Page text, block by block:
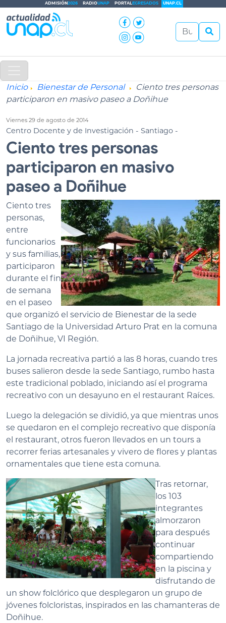
ADMISIÓN2026 RADIOUNAP PORTALEGRESADOS UNAP.CL
Inicio Bienestar de Personal
Ciento tres personas
participaron en masivo paseo a Doñihue
Viernes 29 de agosto de 2014
Centro Docente y de Investigación - Santiago -
Ciento tres personas
participaron en masivo
paseo a Doñihue
Ciento tres
personas,
entre
funcionarios
y sus familias,
participaron
durante el fin
de semana
en el paseo
que organizó el servicio de Bienestar de la sede
Santiago de la Universidad Arturo Prat en la comuna
de Doñihue, VI Región.
La jornada recreativa partió a las 8 horas, cuando tres
buses salieron desde la sede Santiago, rumbo hasta
este tradicional poblado, iniciando así el programa
recreativo con un desayuno en el restaurant Raíces.
Luego la delegación se dividió, ya que mientras unos
se quedaron en el complejo recreativo que disponía
el restaurant, otros fueron llevados en un tours a
recorrer ferias artesanales y vivero de flores y plantas
ornamentales que tiene esta comuna.
Tras retornar,
los 103
integrantes
almorzaron
para después
continuar
compartiendo
en la piscina y
disfrutando de
un show folclórico que desplegaron un grupo de
jóvenes folcloristas, inspirados en las chamanteras de
Doñihue.